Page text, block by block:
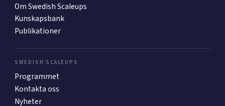
Om Swedish Scaleups
Kunskapsbank
Publikationer
SWEDISH SCALEUPS
Programmet
Kontakta oss
Nyheter